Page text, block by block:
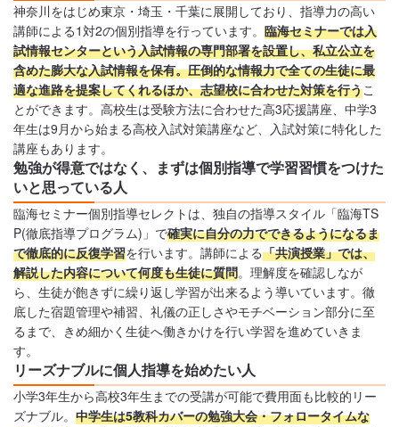
神奈川をはじめ東京・埼玉・千葉に展開しており、指導力の高い
講師による1対2の個別指導を行っています。 臨海セミナーでは入
試情報センターという入試情報の専門部署を設置し、私立公立を
含めた膨大な入試情報を保有。圧倒的な情報力で全ての生徒に最
適な進路を提案してくれるほか、志望校に合わせた対策を行うこ
とができます。高校生は受験方法に合わせた高3応援講座、中学3
年生は9月から始まる高校入試対策講座など、入試対策に特化した
講座もあります。
勉強が得意ではなく、まずは個別指導で学習習慣をつけた
いと思っている人
臨海セミナー個別指導セレクトは、独自の指導スタイル「臨海TS
P(徹底指導プログラム)」で確実に自分の力でできるようになるま
で徹底的に反復学習を行います。講師による「共演授業」では、
解説した内容について何度も生徒に質問。理解度を確認しなが
ら、生徒が飽きずに繰り返し学習が出来るよう導いています。徹
底した宿題管理や補習、礼儀の正しさやモチベーション部分に至
るまで、きめ細かく生徒へ働きかけを行い学習を進めていきま
す。
リーズナブルに個人指導を始めたい人
小学3年生から高校3年生までの受講が可能で費用面も比較的リー
ズナブル。 中学生は5教科カバーの勉強大会・フォロータイムな